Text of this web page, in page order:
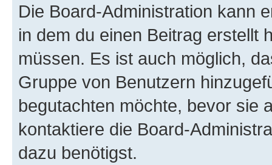
Die Board-Administration kann
in dem du einen Beitrag erstellt
müssen. Es ist auch möglich,
Gruppe von Benutzern
begutachten möchte, bevor sie
kontaktiere die Board-
dazu benötigst.